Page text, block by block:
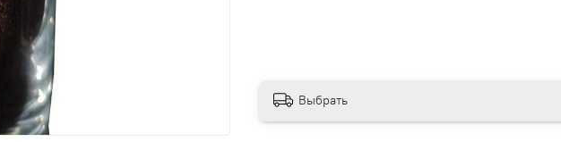
Выбрать